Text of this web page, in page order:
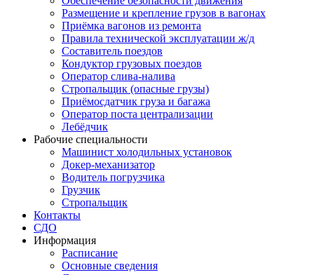
Размещение и крепление грузов в вагонах
Приёмка вагонов из ремонта
Правила технической эксплуатации ж/д
Составитель поездов
Кондуктор грузовых поездов
Оператор слива-налива
Стропальщик (опасные грузы)
Приёмосдатчик груза и багажа
Оператор поста централизации
Лебёдчик
Рабочие специальности
Машинист холодильных установок
Докер-механизатор
Водитель погрузчика
Грузчик
Стропальщик
Контакты
СДО
Информация
Расписание
Основные сведения